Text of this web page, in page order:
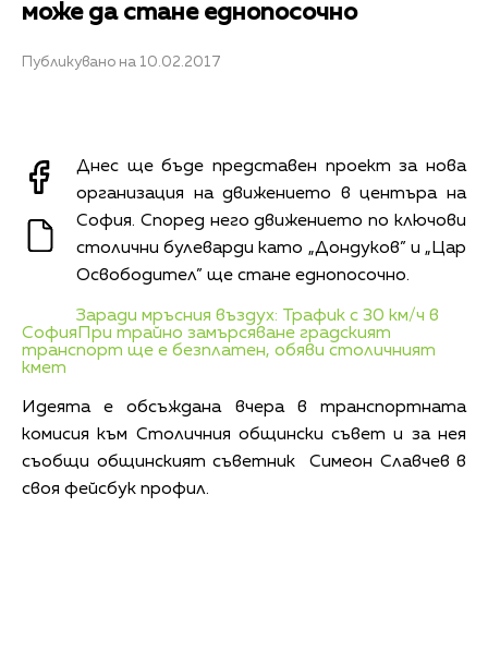
може да стане еднопосочно
Публикувано на 10.02.2017
Днес ще бъде представен проект за нова
организация на движението в центъра на
София. Според него движението по ключови
столични булеварди като „Дондуков” и „Цар
Освободител” ще стане еднопосочно.
Заради мръсния въздух: Трафик с 30 км/ч в
София При трайно замърсяване градският
транспорт ще е безплатен, обяви столичният
кмет
Идеята е обсъждана вчера в транспортната
комисия към Столичния общински съвет и за нея
съобщи общинският съветник Симеон Славчев в
своя фейсбук профил.